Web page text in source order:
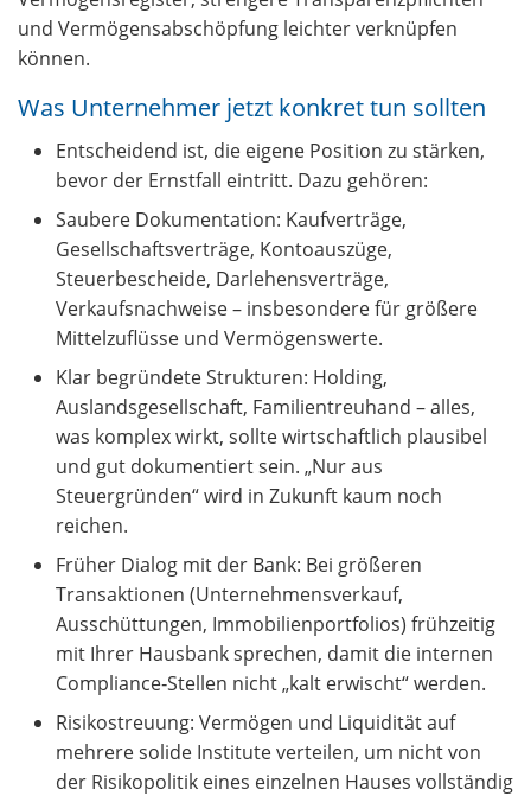
und Vermögensabschöpfung leichter verknüpfen
können.
Was Unternehmer jetzt konkret tun sollten
Entscheidend ist, die eigene Position zu stärken,
bevor der Ernstfall eintritt. Dazu gehören:
Saubere Dokumentation: Kaufverträge,
Gesellschaftsverträge, Kontoauszüge,
Steuerbescheide, Darlehensverträge,
Verkaufsnachweise – insbesondere für größere
Mittelzuflüsse und Vermögenswerte.
Klar begründete Strukturen: Holding,
Auslandsgesellschaft, Familientreuhand – alles,
was komplex wirkt, sollte wirtschaftlich plausibel
und gut dokumentiert sein. „Nur aus
Steuergründen“ wird in Zukunft kaum noch
reichen.
Früher Dialog mit der Bank: Bei größeren
Transaktionen (Unternehmensverkauf,
Ausschüttungen, Immobilienportfolios) frühzeitig
mit Ihrer Hausbank sprechen, damit die internen
Compliance‑Stellen nicht „kalt erwischt“ werden.
Risikostreuung: Vermögen und Liquidität auf
mehrere solide Institute verteilen, um nicht von
der Risikopolitik eines einzelnen Hauses vollständig